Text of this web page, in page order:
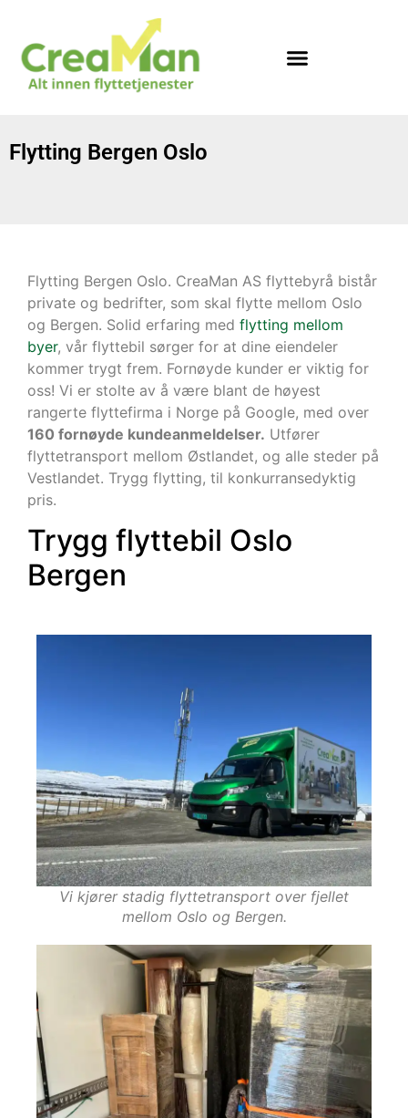
Flytting Bergen Oslo
Flytting Bergen Oslo. CreaMan AS flyttebyrå bistår
private og bedrifter, som skal flytte mellom Oslo
og Bergen. Solid erfaring med flytting mellom
byer, vår flyttebil sørger for at dine eiendeler
kommer trygt frem. Fornøyde kunder er viktig for
oss! Vi er stolte av å være blant de høyest
rangerte flyttefirma i Norge på Google, med over
160 fornøyde kundeanmeldelser. Utfører
flyttetransport mellom Østlandet, og alle steder på
Vestlandet. Trygg flytting, til konkurransedyktig
pris.
Trygg flyttebil Oslo
Bergen
Vi kjører stadig flyttetransport over fjellet
mellom Oslo og Bergen.